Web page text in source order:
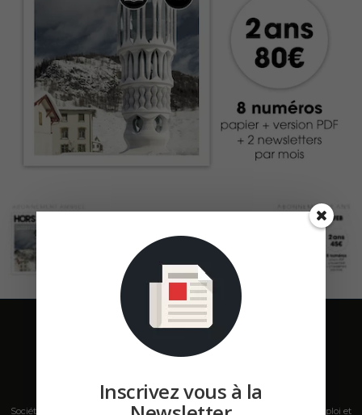
Société de presse, plateforme de mise en relation sur les marchés B2B, emploi et
Inscrivez vous à la